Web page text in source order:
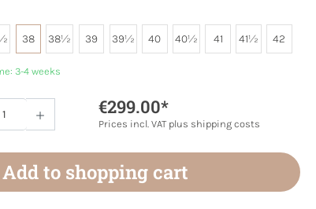
38 38½ 39 39½ 40 40½ 41 41½ 42
3-4 weeks
Enter the desired amount or
€299.00*
Prices incl. VAT plus shipping costs
Add to shopping cart